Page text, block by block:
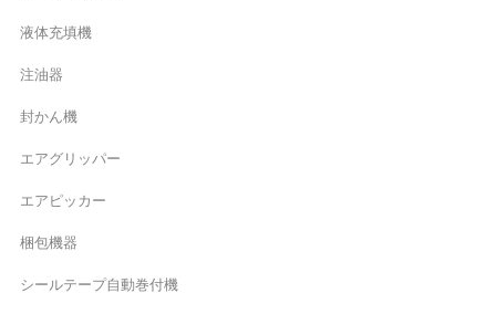
液体充填機
注油器
封かん機
エアグリッパー
エアピッカー
梱包機器
シールテープ自動巻付機